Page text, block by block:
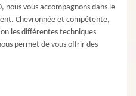
nous vous accompagnons dans le
Chevronnée et compétente,
les différentes techniques
permet de vous offrir des